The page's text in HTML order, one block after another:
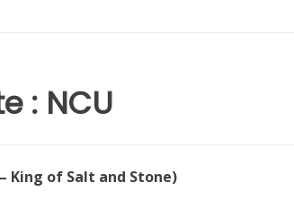
: NCU
King of Salt and Stone)